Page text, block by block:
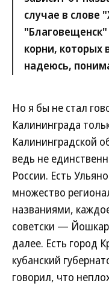
случае в слове
"Благовещенск"
корни, которых
надеюсь,
Но я бы не стал
Калининграда
Калининградской
ведь не
России. Есть
множество
названиями,
советски —
далее. Есть город
кубанский
говорил, что